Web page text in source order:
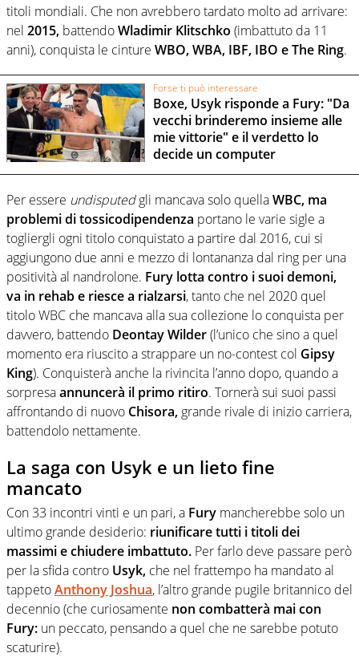
titoli mondiali. Che non avrebbero tardato molto ad arrivare:
nel 2015, battendoWladimir Klitschko (imbattuto da 11
anni), conquista le cinture WBO, WBA, IBF, IBO e The Ring.
Forse ti può interessare
Boxe, Usyk risponde a Fury: "Da
vecchi brinderemo insieme alle
mie vittorie" e il verdetto lo
decide un computer
Per essere undisputedgli mancava solo quellaWBC, ma
problemi di tossicodipendenza portano le varie sigle a
togliergli ogni titolo conquistato a partire dal 2016, cui si
aggiungono due anni e mezzo di lontananza dal ring per una
positività al nandrolone. Fury lotta contro i suoi demoni,
va in rehab e riesce a rialzarsi, tanto che nel 2020 quel
titolo WBC che mancava alla sua collezione lo conquista per
davvero, battendo Deontay Wilder(l’unico che sino a quel
momento era riuscito a strappare un no-contest col Gipsy
King). Conquisterà anche la rivincita l’anno dopo, quando a
sorpresaannuncerà il primo ritiro. Tornerà sui suoi passi
affrontando di nuovo Chisora, grande rivale di inizio carriera,
battendolo nettamente.
La saga con Usyk e un lieto fine
mancato
Con 33 incontri vinti e un pari, a Fury mancherebbe solo un
ultimo grande desiderio: riunificare tutti i titoli dei
massimi e chiudere imbattuto. Per farlo deve passare però
per la sfida contro Usyk, che nel frattempo ha mandato al
tappetoAnthony Joshua, l’altro grande pugile britannico del
decennio (che curiosamente non combatterà mai con
Fury: un peccato, pensando a quel che ne sarebbe potuto
scaturire).